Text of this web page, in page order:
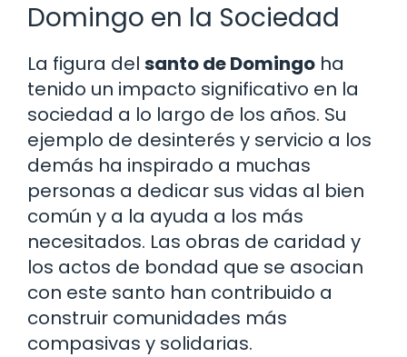
Domingo en la Sociedad
La figura del santo de Domingo ha
tenido un impacto significativo en la
sociedad a lo largo de los años. Su
ejemplo de desinterés y servicio a los
demás ha inspirado a muchas
personas a dedicar sus vidas al bien
común y a la ayuda a los más
necesitados. Las obras de caridad y
los actos de bondad que se asocian
con este santo han contribuido a
construir comunidades más
compasivas y solidarias.